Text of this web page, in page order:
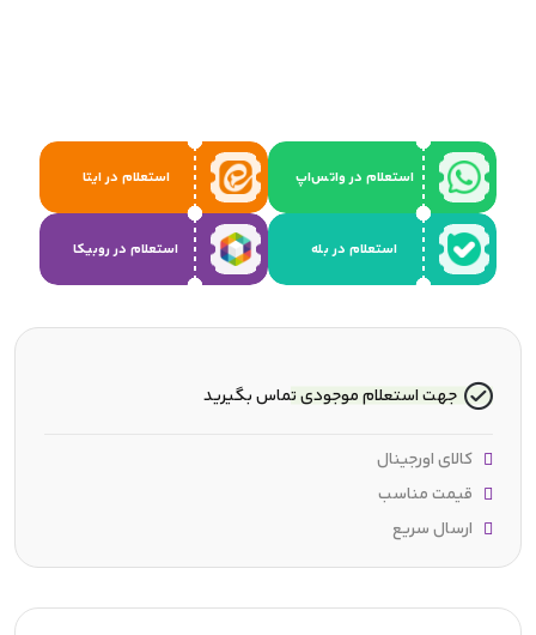
استعلام در واتس‌اپ استعلام در ایتا
استعلام در بله استعلام در روبیکا
جهت استعلام موجودی تماس بگیرید
کالای اورجینال
قیمت مناسب
ارسال سریع